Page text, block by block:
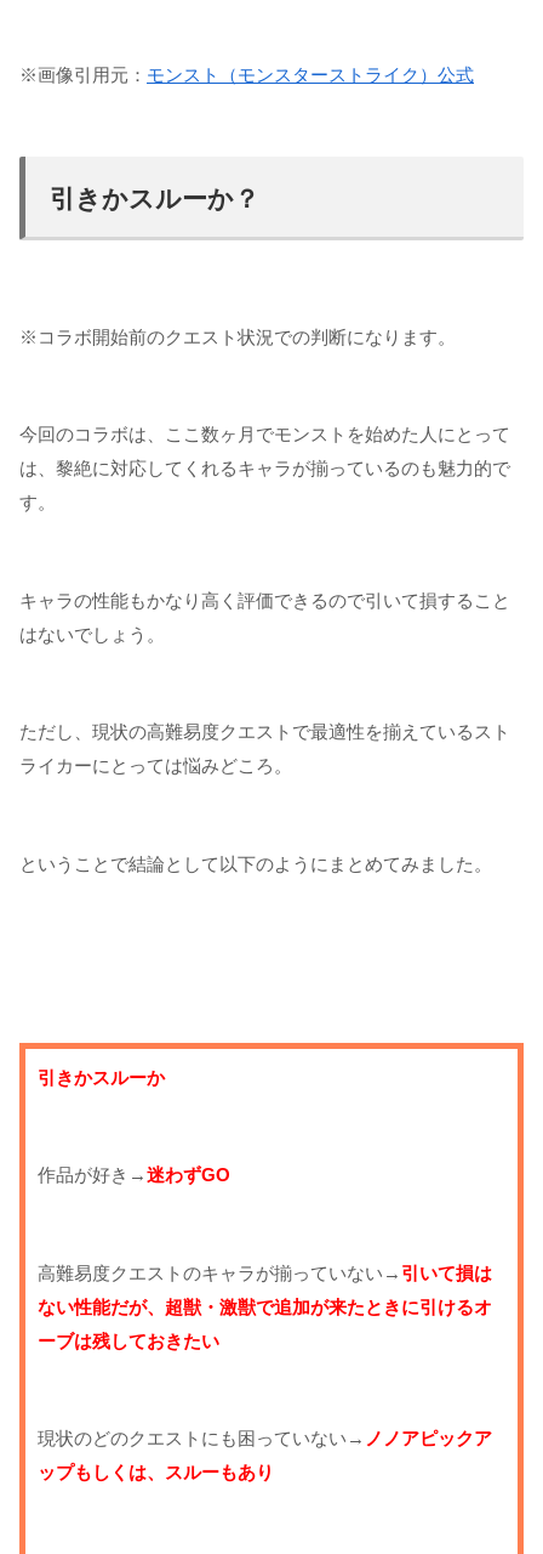
※画像引用元： モンスト（モンスターストライク）公式
引きかスルーか？
※コラボ開始前のクエスト状況での判断になります。
今回のコラボは、ここ数ヶ月でモンストを始めた人にとって
は、黎絶に対応してくれるキャラが揃っているのも魅力的で
す。
キャラの性能もかなり高く評価できるので引いて損すること
はないでしょう。
ただし、現状の高難易度クエストで最適性を揃えているスト
ライカーにとっては悩みどころ。
ということで結論として以下のようにまとめてみました。
引きかスルーか
作品が好き→迷わずGO
高難易度クエストのキャラが揃っていない→ 引いて損は
ない性能だが、超獣・激獣で追加が来たときに引けるオ
ーブは残しておきたい
現状のどのクエストにも困っていない→ ノノアピックア
ップもしくは、スルーもあり